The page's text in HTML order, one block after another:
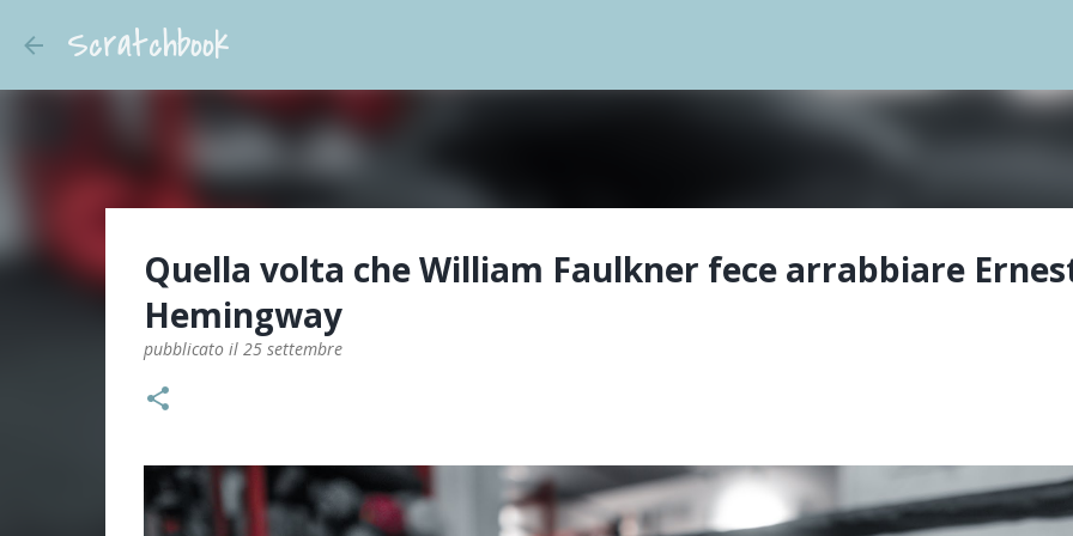
Scratchbook
Quella volta che William Faulkner fece arrabbiare
Hemingway
pubblicato il 25 settembre